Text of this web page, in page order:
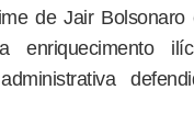
de Jair
enriquecimento